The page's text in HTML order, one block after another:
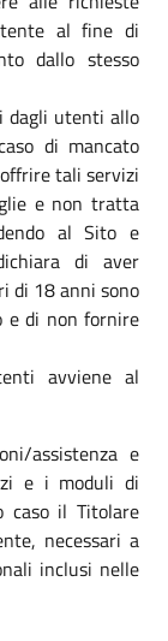
al fine di
dallo stesso
dagli utenti allo
di mancato
tali servizi
e non tratta
al Sito e
di aver
di 18 anni sono
e di non fornire
avviene al
assistenza e
e i moduli di
caso il Titolare
necessari a
inclusi nelle